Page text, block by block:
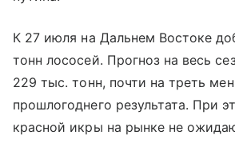
К 27 июля на Дальнем Востоке
тонн лососей. Прогноз на весь
229 тыс. тонн, почти на треть
прошлогоднего результата. При
красной икры на рынке не